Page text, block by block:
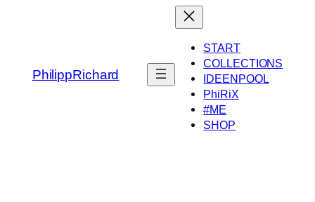
PhilippRichard
START
COLLECTIONS
IDEENPOOL
PhiRiX
#ME
SHOP